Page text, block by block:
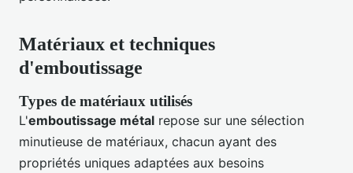
Matériaux et techniques
d'emboutissage
Types de matériaux utilisés
L'emboutissage métal repose sur une sélection
minutieuse de matériaux, chacun ayant des
propriétés uniques adaptées aux besoins